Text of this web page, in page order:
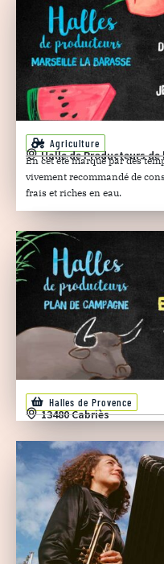
Agriculture
Halle de Producteurs de
En cet été marqué par des
vivement recommandé de
frais et riches en eau.
Halles de Provence
13480 Cabriès